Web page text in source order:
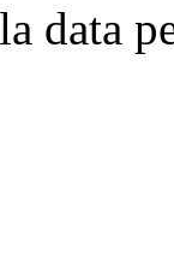
data